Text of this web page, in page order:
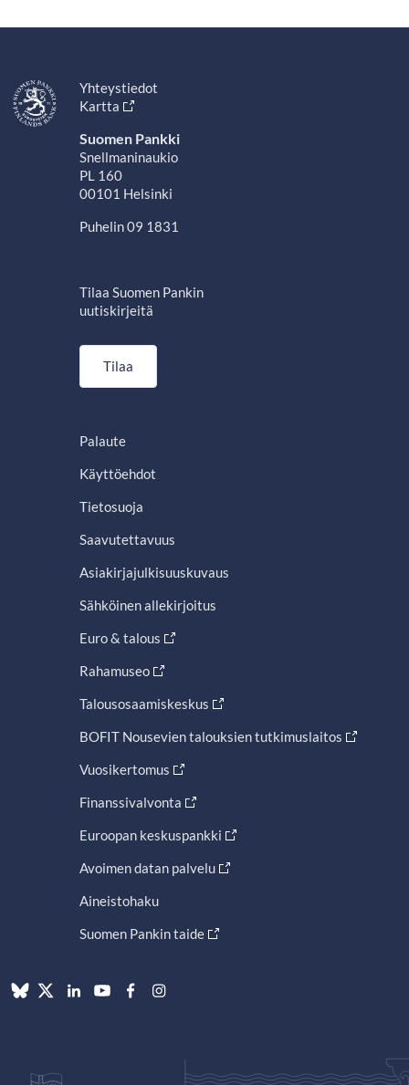
Yhteystiedot
Kartta
Suomen Pankki
Snellmaninaukio
PL 160
00101 Helsinki
Puhelin 09 1831
Tilaa Suomen Pankin
uutiskirjeitä
Tilaa
Palaute
Käyttöehdot
Tietosuoja
Saavutettavuus
Asiakirjajulkisuuskuvaus
Sähköinen allekirjoitus
Euro & talous
Rahamuseo
Talousosaamiskeskus
BOFIT Nousevien talouksien tutkimuslaitos
Vuosikertomus
Finanssivalvonta
Euroopan keskuspankki
Avoimen datan palvelu
Aineistohaku
Suomen Pankin taide